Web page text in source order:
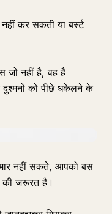
कर सकती या बर्स्ट
जो नहीं है, वह है
को पीछे धकेलने के
नहीं सकते, आपको बस
की जरूरत है।